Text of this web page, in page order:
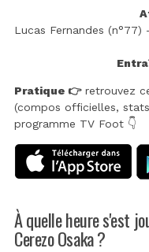
Lucas Fernandes (n°77)
Pratique 👉retrouvez
(compos officielles,
programme TV Foot 👇
À quelle heure s'est
Cerezo Osaka ?